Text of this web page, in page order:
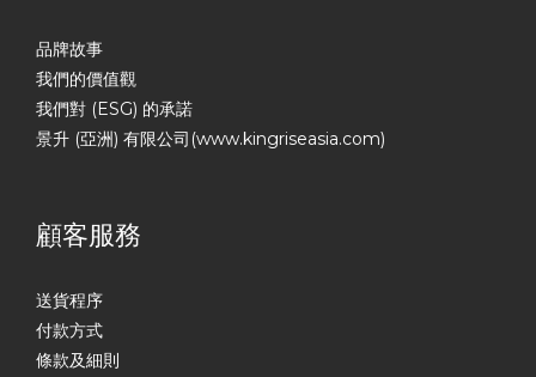
品牌故事
我們的價值觀
我們對 (ESG) 的承諾
景升 (亞洲) 有限公司(www.kingriseasia.com)
顧客服務
送貨程序
付款方式
條款及細則